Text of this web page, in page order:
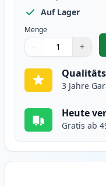
Auf Lager
Menge
Verwenden Sie die
− +
1
3 Jahre
Heute
Gratis ab